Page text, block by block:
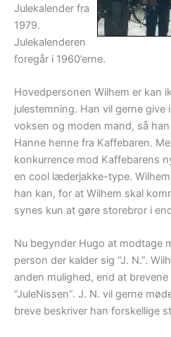
Julekalender fra
1979.
Julekalenderen
foregår i 1960’erne.
Hovedpersonen Wilhem er kan
julestemning. Han vil gerne
voksen og moden mand, så
Hanne henne fra Kaffebaren.
konkurrence mod Kaffebarens
en cool læderjakke-type.
han kan, for at Wilhem skal
synes kun at gøre storebror i
Nu begynder Hugo at modtage
person der kalder sig “J. N.”.
anden mulighed, end at
“JuleNissen”. J. N. vil gerne
breve beskriver han forskellige